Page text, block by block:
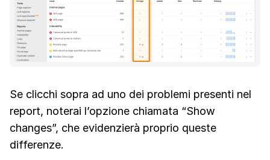
Se clicchi sopra ad uno dei problemi presenti nel
report, noterai l’opzione chiamata “Show
changes”, che evidenzierà proprio queste
differenze.